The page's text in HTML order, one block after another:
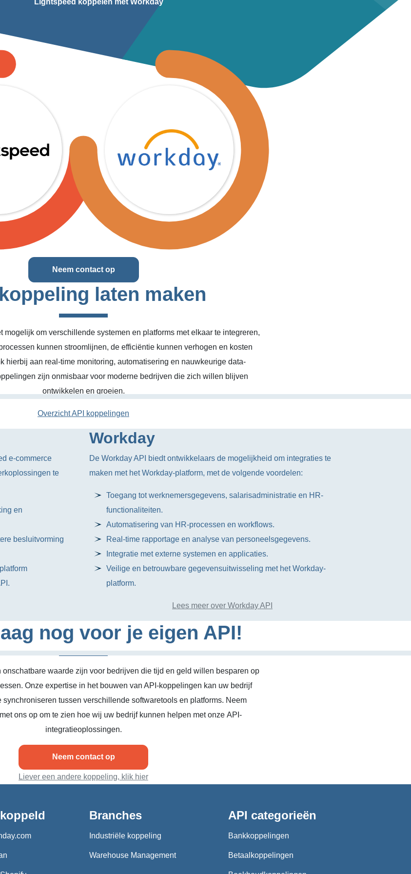
Lightspeed koppelen met Workday
Neem contact op
laten maken
mogelijk om verschillende systemen en platforms met elkaar te integreren,
kunnen stroomlijnen, de efficiëntie kunnen verhogen en kosten
hierbij aan real-time monitoring, automatisering en nauwkeurige data-
zijn onmisbaar voor moderne bedrijven die zich willen blijven
ontwikkelen en groeien.
Overzicht API koppelingen
e-commerce
te
en
besluitvorming
Workday
De Workday API biedt ontwikkelaars de mogelijkheid om integraties te
maken met het Workday-platform, met de volgende voordelen:
Toegang tot werknemersgegevens, salarisadministratie en HR-
functionaliteiten.
Automatisering van HR-processen en workflows.
Real-time rapportage en analyse van personeelsgegevens.
Integratie met externe systemen en applicaties.
Veilige en betrouwbare gegevensuitwisseling met het Workday-
platform.
Lees meer over Workday API
nog voor je eigen API!
onschatbare waarde zijn voor bedrijven die tijd en geld willen besparen op
Onze expertise in het bouwen van API-koppelingen kan uw bedrijf
synchroniseren tussen verschillende softwaretools en platforms. Neem
ons op om te zien hoe wij uw bedrijf kunnen helpen met onze API-
integratieoplossingen.
Neem contact op
Liever een andere koppeling, klik hier
Branches
Industriële koppeling
Warehouse Management
API categorieën
Bankkoppelingen
Betaalkoppelingen